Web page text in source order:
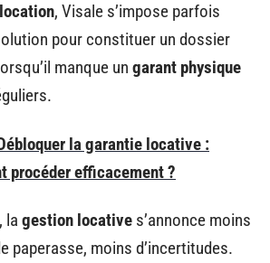
location, Visale s’impose parfois
pour constituer un dossier
manque un garant physique
la garantie locative :
procéder efficacement ?
la gestion locative s’annonce moins
paperasse, moins d’incertitudes.